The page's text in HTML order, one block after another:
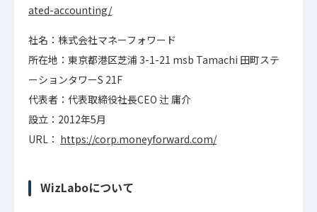
ated-accounting/
社名：株式会社マネーフォワード
所在地：東京都港区芝浦 3-1-21 msb Tamachi 田町ステ
ーションタワーS 21F
代表者：代表取締役社長CEO 辻 庸介
設立：2012年5月
URL： https://corp.moneyforward.com/
WizLaboについて